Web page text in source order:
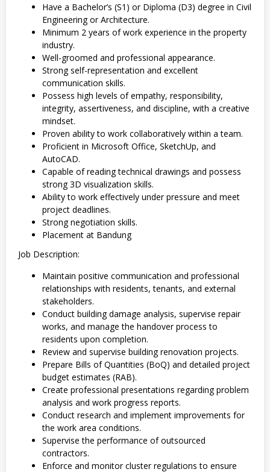
Have a Bachelor’s (S1) or Diploma (D3) degree in Civil
Engineering or Architecture.
Minimum 2 years of work experience in the property
industry.
Well-groomed and professional appearance.
Strong self-representation and excellent
communication skills.
Possess high levels of empathy, responsibility,
integrity, assertiveness, and discipline, with a creative
mindset.
Proven ability to work collaboratively within a team.
Proficient in Microsoft Office, SketchUp, and
AutoCAD.
Capable of reading technical drawings and possess
strong 3D visualization skills.
Ability to work effectively under pressure and meet
project deadlines.
Strong negotiation skills.
Placement at Bandung
Job Description:
Maintain positive communication and professional
relationships with residents, tenants, and external
stakeholders.
Conduct building damage analysis, supervise repair
works, and manage the handover process to
residents upon completion.
Review and supervise building renovation projects.
Prepare Bills of Quantities (BoQ) and detailed project
budget estimates (RAB).
Create professional presentations regarding problem
analysis and work progress reports.
Conduct research and implement improvements for
the work area conditions.
Supervise the performance of outsourced
contractors.
Enforce and monitor cluster regulations to ensure